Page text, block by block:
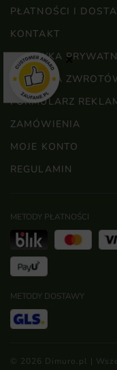
PŁATNOŚCI I
KONTAKT
POLITYKA
POLITYKA
FORMULARZ
ZAMÓWIENIA
MOJE KONTO
REGULAMIN
METODY PŁATNOŚCI
METODY DOSTAWY
© 2026 Dimuro.pl |
×